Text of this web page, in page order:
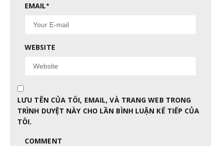
EMAIL*
WEBSITE
LƯU TÊN CỦA TÔI, EMAIL, VÀ TRANG WEB TRONG
TRÌNH DUYỆT NÀY CHO LẦN BÌNH LUẬN KẾ TIẾP CỦA
TÔI.
COMMENT